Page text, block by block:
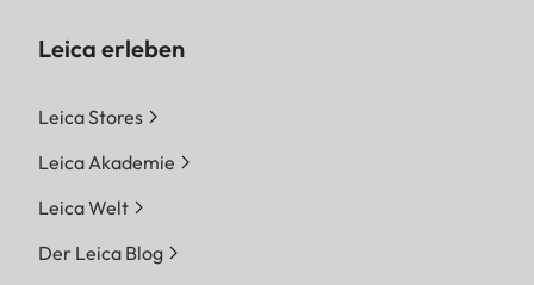
Leica erleben
Leica Stores
Leica Akademie
Leica Welt
Der Leica Blog